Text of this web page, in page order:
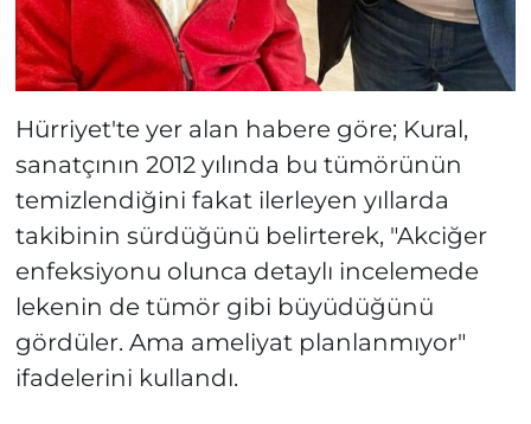
Hürriyet'te yer alan habere göre; Kural,
sanatçının 2012 yılında bu tümörünün
temizlendiğini fakat ilerleyen yıllarda
takibinin sürdüğünü belirterek, "Akciğer
enfeksiyonu olunca detaylı incelemede
lekenin de tümör gibi büyüdüğünü
gördüler. Ama ameliyat planlanmıyor"
ifadelerini kullandı.